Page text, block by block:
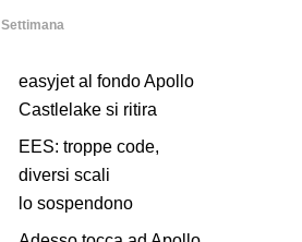
Settimana
easyjet al fondo Apollo
Castlelake si ritira
EES: troppe code,
diversi scali
lo sospendono